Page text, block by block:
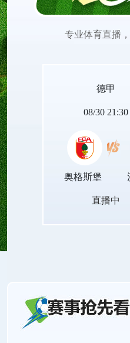
专业体育直播
德甲
08/30 21:30
奥格斯堡
直播中